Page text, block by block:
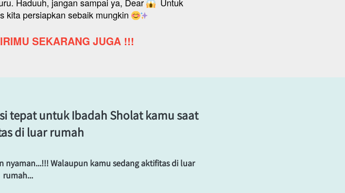
Haduuh, jangan sampai ya, Dear
  Untuk
kita persiapkan sebaik mungkin
SEKARANG JUGA !!!
tepat untuk Ibadah Sholat kamu saat
di luar rumah
Walaupun kamu sedang aktifitas di luar
rumah...